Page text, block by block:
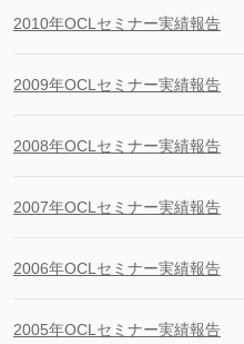
2010年OCLセミナー実績報告
2009年OCLセミナー実績報告
2008年OCLセミナー実績報告
2007年OCLセミナー実績報告
2006年OCLセミナー実績報告
2005年OCLセミナー実績報告